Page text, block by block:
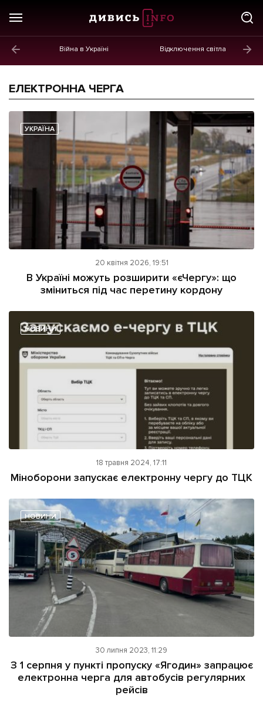
Війна в Україні Відключення світла
Новини
Політика
Економіка
Бізнес
Життя
Культура
Афіша
Інтерв'ю
Картки
Репортаж
Розслідування
Погляди
Ініціативи
Лонгріди
Прес-релізи
Фото/Відео
Made in Lviv
Зв'язатися з нами
Реклама на сайті
Наші соц мережі
Підтримати dyvys.info
ЕЛЕКТРОННА ЧЕРГА
УКРАЇНА
20 квітня 2026, 19:51
В Україні можуть розширити «єЧергу»: що
зміниться під час перетину кордону
НОВИНИ
18 травня 2024, 17:11
Міноборони запускає електронну чергу до ТЦК
НОВИНИ
30 липня 2023, 11:29
З 1 серпня у пункті пропуску «Ягодин» запрацює
електронна черга для автобусів регулярних
рейсів